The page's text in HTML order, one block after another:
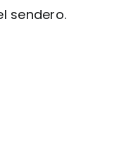
sendero.